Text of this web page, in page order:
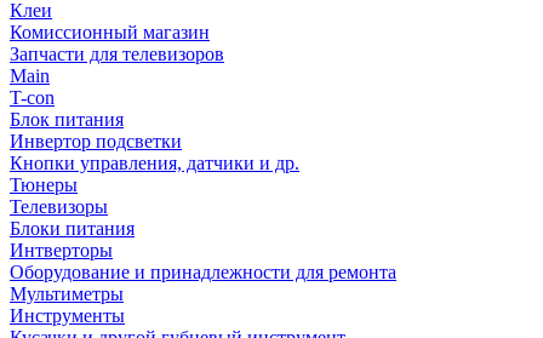
Клеи
Комиссионный магазин
Запчасти для телевизоров
Main
T-con
Блок питания
Инвертор подсветки
Кнопки управления, датчики и др.
Тюнеры
Телевизоры
Блоки питания
Интверторы
Оборудование и принадлежности для ремонта
Мультиметры
Инструменты